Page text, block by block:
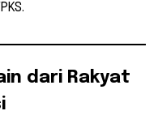
dari Rakyat